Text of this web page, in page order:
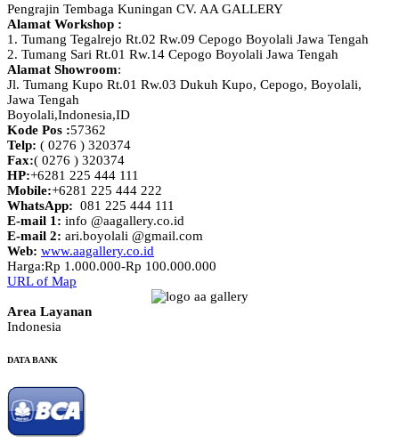
Pengrajin Tembaga Kuningan CV. AA GALLERY
Alamat Workshop :
1. Tumang Tegalrejo Rt.02 Rw.09 Cepogo Boyolali Jawa Tengah
2. Tumang Sari Rt.01 Rw.14 Cepogo Boyolali Jawa Tengah
Alamat Showroom:
Jl. Tumang Kupo Rt.01 Rw.03 Dukuh Kupo, Cepogo, Boyolali,
Jawa Tengah
Boyolali,Indonesia,ID
Kode Pos :57362
Telp: ( 0276 ) 320374
Fax:( 0276 ) 320374
HP:+6281 225 444 111
Mobile:+6281 225 444 222
WhatsApp: 081 225 444 111
E-mail 1: info @aagallery.co.id
E-mail 2: ari.boyolali @gmail.com
Web: www.aagallery.co.id
Harga:Rp 1.000.000-Rp 100.000.000
URL of Map
Area Layanan
Indonesia
DATA BANK